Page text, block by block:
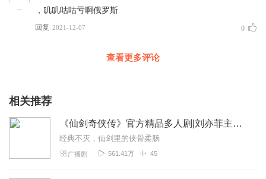
，叽叽咕咕亏啊俄罗斯
回复 2021-12-07 0
查看更多评论
相关推荐
《仙剑奇侠传》官方精品多人剧|刘亦菲主演电视剧
经典不灭，仙剑里的侠骨柔肠
广播剧 561.41万 45